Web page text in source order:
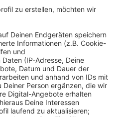
auch in Leverkusen beim
ändern lassen. Die
diese Möglichkeit des
bereits 79
genutzt haben.
ihr Geschlecht oder ihren
Verein Pride am Rhein